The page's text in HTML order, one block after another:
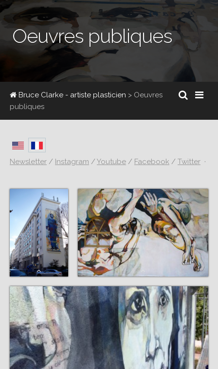
Oeuvres publiques
Bruce Clarke - artiste plasticien > Oeuvres
publiques
Newsletter / Instagram /Youtube / Facebook / Twitter ·